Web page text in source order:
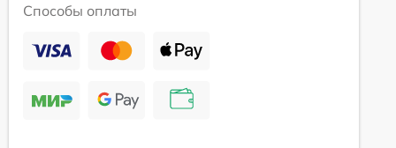
Способы оплаты